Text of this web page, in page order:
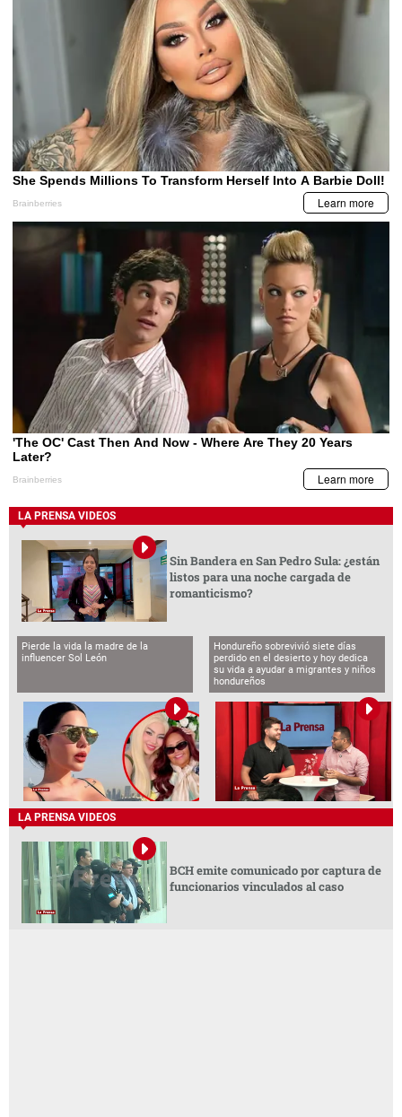
LA PRENSA VIDEOS
Sin Bandera en San Pedro Sula: ¿están
listos para una noche cargada de
romanticismo?
Pierde la vida la madre de la
influencer Sol León
Hondureño sobrevivió siete días
perdido en el desierto y hoy dedica
su vida a ayudar a migrantes y niños
hondureños
LA PRENSA VIDEOS
BCH emite comunicado por captura de
funcionarios vinculados al caso